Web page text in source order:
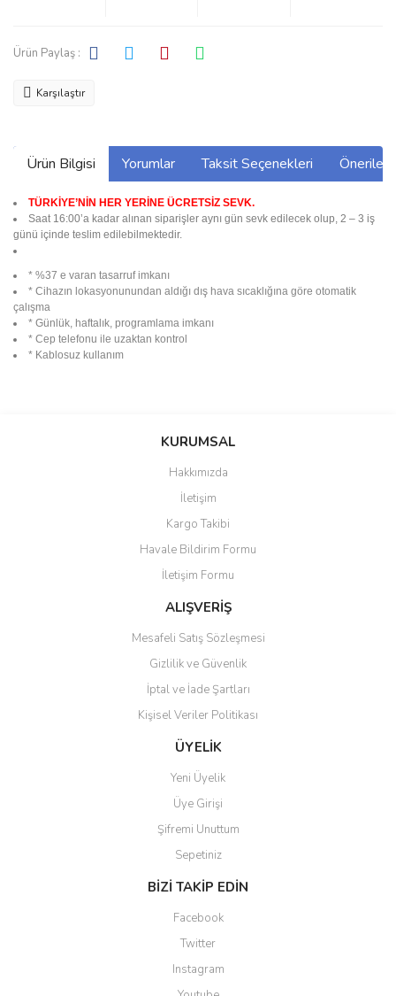
Ürün Paylaş :
Karşılaştır
Ürün Bilgisi Yorumlar Taksit Seçenekleri
TÜRKİYE’NİN HER YERİNE ÜCRETSİZ SEVK.
Saat 16:00’a kadar alınan siparişler aynı gün sevk edilecek olup, 2 – 3 iş
günü içinde teslim edilebilmektedir.
* %37 e varan tasarruf imkanı
* Cihazın lokasyonunundan aldığı dış hava sıcaklığına göre otomatik
çalışma
* Günlük, haftalık, programlama imkanı
* Cep telefonu ile uzaktan kontrol
* Kablosuz kullanım
Bu ürüne ilk yorumu siz yapın!
Yorum Yaz
Ürün resmi kalitesiz, bozuk veya görüntülenemiyor.
Ürün açıklamasında eksik bilgiler bulunuyor.
Ürün bilgilerinde hatalar bulunuyor.
Ürün fiyatı diğer sitelerden daha pahalı.
Bu ürüne benzer farklı alternatifler olmalı.
Gönder
KURUMSAL
Hakkımızda
İletişim
Kargo Takibi
Havale Bildirim Formu
İletişim Formu
ALIŞVERİŞ
Mesafeli Satış Sözleşmesi
Gizlilik ve Güvenlik
İptal ve İade Şartları
Kişisel Veriler Politikası
ÜYELİK
Yeni Üyelik
Üye Girişi
Şifremi Unuttum
Sepetiniz
BİZİ TAKİP EDİN
Facebook
Twitter
Instagram